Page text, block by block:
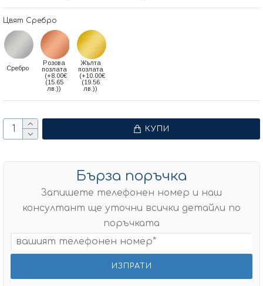
Цвят Сребро
Сребро
Розова
позлата
(+8.00€
(15.65
лв.))
Жълта
позлата
(+10.00€
(19.56
лв.))
КУПИ
Бърза поръчка
Запишете телефонен номер и наш
консултант ще уточни всички детайли по
поръчката